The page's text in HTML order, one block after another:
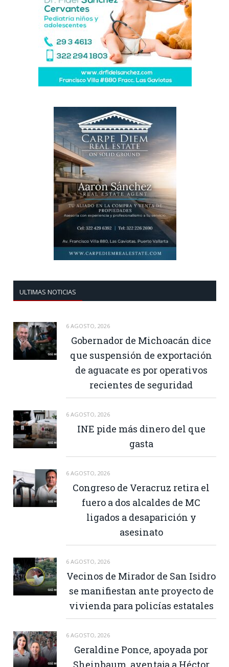
ULTIMAS NOTICIAS
6 AGOSTO, 2026
Gobernador de Michoacán dice
que suspensión de exportación
de aguacate es por operativos
recientes de seguridad
6 AGOSTO, 2026
INE pide más dinero del que
gasta
6 AGOSTO, 2026
Congreso de Veracruz retira el
fuero a dos alcaldes de MC
ligados a desaparición y
asesinato
6 AGOSTO, 2026
Vecinos de Mirador de San Isidro
se manifiestan ante proyecto de
vivienda para policías estatales
6 AGOSTO, 2026
Geraldine Ponce, apoyada por
Sheinbaum, aventaja a Héctor